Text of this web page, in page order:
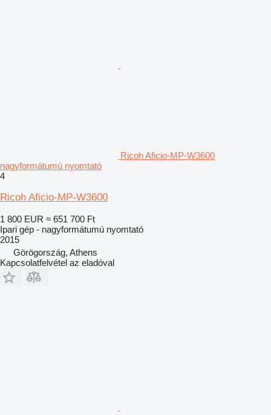
Ricoh Aficio-MP-W3600
nagyformátumú nyomtató
4
Ricoh Aficio-MP-W3600
1 800 EUR ≈ 651 700 Ft
Ipari gép - nagyformátumú nyomtató
2015
Görögország, Athens
Kapcsolatfelvétel az eladóval